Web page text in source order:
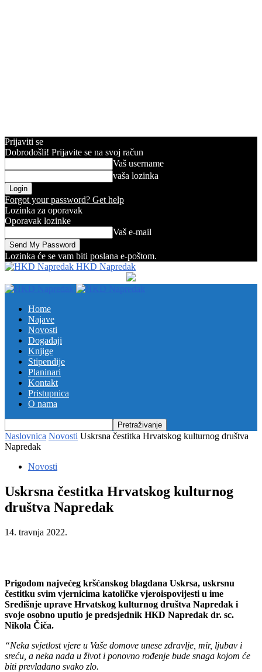
Prijaviti se
Dobrodošli! Prijavite se na svoj račun
Vaš username
vaša lozinka
Forgot your password? Get help
Lozinka za oporavak
Oporavak lozinke
Vaš e-mail
Lozinka će se vam biti poslana e-poštom.
HKD Napredak
Home
Najave
Novosti
Događaji
Knjige
Stipendije
Planinari
Kontakt
Pristupnica
O nama
Naslovnica Novosti Uskrsna čestitka Hrvatskog kulturnog društva
Napredak
Novosti
Uskrsna čestitka Hrvatskog kulturnog
društva Napredak
14. travnja 2022.
Prigodom najvećeg kršćanskog blagdana Uskrsa, uskrsnu
čestitku svim vjernicima katoličke vjeroispovijesti u ime
Središnje uprave Hrvatskog kulturnog društva Napredak i
svoje osobno uputio je predsjednik HKD Napredak dr. sc.
Nikola Čiča.
“Neka svjetlost vjere u Vaše domove unese zdravlje, mir, ljubav i
sreću, a neka nada u život i ponovno rođenje bude snaga kojom će
biti prevladano svako zlo.